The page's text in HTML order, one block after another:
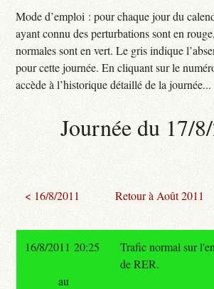
Mode d’emploi : pour chaque jour du
ayant connu des perturbations sont en
normales sont en vert. Le gris indique
pour cette journée. En cliquant sur le
accède à l’historique détaillé de la journée...
Journée du 17/
< 16/8/2011 Retour à Août 2011
16/8/2011 20:25
Trafic normal sur
de RER.
au